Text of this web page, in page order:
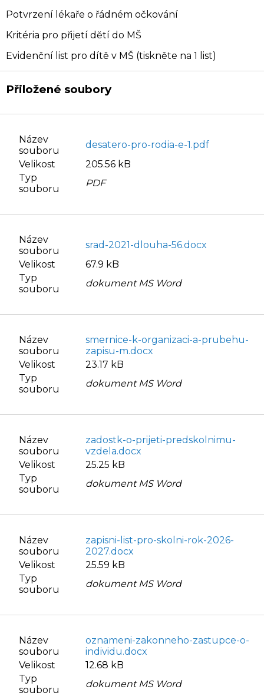
Potvrzení lékaře o řádném očkování
Kritéria pro přijetí dětí do MŠ
Evidenční list pro dítě v MŠ (tiskněte na 1 list)
Přiložené soubory
Název
souboru
desatero-pro-rodia-e-1.pdf
Velikost
205.56 kB
Typ
souboru
PDF
Název
souboru
srad-2021-dlouha-56.docx
Velikost
67.9 kB
Typ
souboru
dokument MS Word
Název
souboru
smernice-k-organizaci-a-prubehu-
zapisu-m.docx
Velikost
23.17 kB
Typ
souboru
dokument MS Word
Název
souboru
zadostk-o-prijeti-predskolnimu-
vzdela.docx
Velikost
25.25 kB
Typ
souboru
dokument MS Word
Název
souboru
zapisni-list-pro-skolni-rok-2026-
2027.docx
Velikost
25.59 kB
Typ
souboru
dokument MS Word
Název
souboru
oznameni-zakonneho-zastupce-o-
individu.docx
Velikost
12.68 kB
Typ
souboru
dokument MS Word